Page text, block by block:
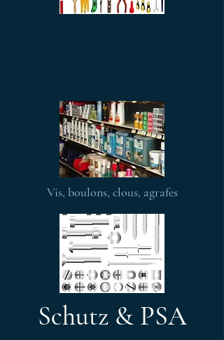
Vis, boulons, clous, agrafes
Schutz & PSA